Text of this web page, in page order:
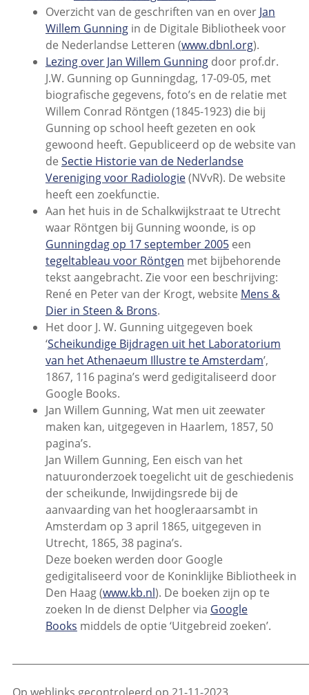
Overzicht van de geschriften van en over Jan
Willem Gunningin de Digitale Bibliotheek voor
de Nederlandse Letteren (www.dbnl.org).
Lezing over Jan Willem Gunningdoor prof.dr.
J.W. Gunning op Gunningdag, 17-09-05, met
biografische gegevens, foto’s en de relatie met
Willem Conrad Röntgen (1845-1923) die bij
Gunning op school heeft gezeten en ook
gewoond heeft. Gepubliceerd op de website van
de Sectie Historie van de Nederlandse
Vereniging voor Radiologie(NVvR). De website
heeft een zoekfunctie.
Aan het huis in de Schalkwijkstraat te Utrecht
waar Röntgen bij Gunning woonde, is op
Gunningdag op 17 september 2005een
tegeltableau voor Röntgen met bijbehorende
tekst aangebracht. Zie voor een beschrijving:
René en Peter van der Krogt, website Mens &
Dier in Steen & Brons.
Het door J. W. Gunning uitgegeven boek
‘Scheikundige Bijdragen uit het Laboratorium
van het Athenaeum Illustre te Amsterdam’,
1867, 116 pagina’s werd gedigitaliseerd door
Google Books.
Jan Willem Gunning, Wat men uit zeewater
maken kan, uitgegeven in Haarlem, 1857, 50
pagina’s.
Jan Willem Gunning, Een eisch van het
natuuronderzoek toegelicht uit de geschiedenis
der scheikunde, Inwijdingsrede bij de
aanvaarding van het hoogleraarsambt in
Amsterdam op 3 april 1865, uitgegeven in
Utrecht, 1865, 38 pagina’s.
Deze boeken werden door Google
gedigitaliseerd voor de Koninklijke Bibliotheek in
Den Haag (www.kb.nl). De boeken zijn op te
zoeken In de dienst Delpher via Google
Books middels de optie ‘Uitgebreid zoeken’.
Op weblinks gecontroleerd op 21-11-2023